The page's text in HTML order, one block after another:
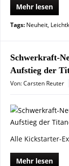
Mehr lesen
Tags: Neuheit,
Schwerkraft-
Aufstieg der
Von: Carsten Reuter
Alle Kickstarter-
Mehr lesen